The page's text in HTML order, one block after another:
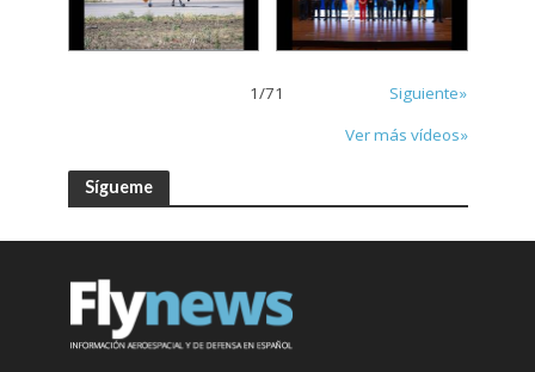
1/71
Siguiente»
Ver más vídeos»
Sígueme